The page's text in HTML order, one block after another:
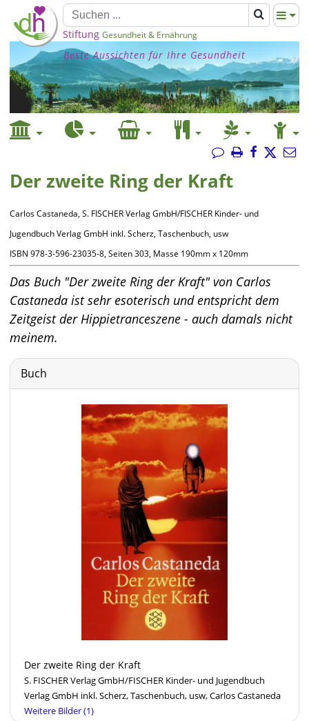
Stiftung Gesundheit & Ernährung
Beste Aussichten für Ihre Gesundheit
Der zweite Ring der Kraft
Carlos Castaneda, S. FISCHER Verlag GmbH/FISCHER Kinder- und
Jugendbuch Verlag GmbH inkl. Scherz, Taschenbuch, usw
ISBN 978-3-596-23035-8, Seiten 303, Masse 190mm x 120mm
Das Buch "Der zweite Ring der Kraft" von Carlos
Castaneda ist sehr esoterisch und entspricht dem
Zeitgeist der Hippietranceszene - auch damals nicht
meinem.
Buch
Der zweite Ring der Kraft
S. FISCHER Verlag GmbH/FISCHER Kinder- und Jugendbuch
Verlag GmbH inkl. Scherz, Taschenbuch, usw, Carlos Castaneda
Weitere Bilder (1)